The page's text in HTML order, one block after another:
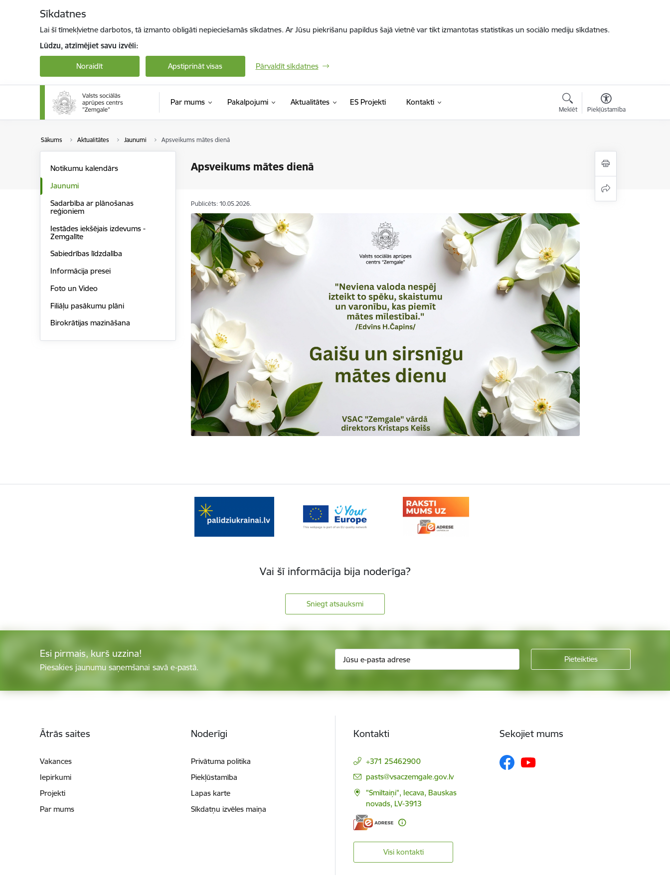
Sīkdatnes
Lai šī tīmekļvietne darbotos, tā izmanto obligāti nepieciešamās sīkdatnes. Ar Jūsu piekrišanu papildus šajā vietnē var tikt izmantotas statistikas un sociālo mediju sīkdatnes.
Lūdzu, atzīmējiet savu izvēli:
Noraidīt Apstiprināt visas Pārvaldīt sīkdatnes
Par mums Pakalpojumi Aktualitātes ES Projekti Kontakti
Meklēt Piekļūstamība
Sākums Aktualitātes Jaunumi Apsveikums mātes dienā
Apsveikums mātes dienā
Notikumu kalendārs
Jaunumi
Sadarbība ar plānošanas
reģioniem
Iestādes iekšējais izdevums -
Zemgalīte
Sabiedrības līdzdalība
Informācija presei
Foto un Video
Filiāļu pasākumu plāni
Birokrātijas mazināšana
Publicēts: 10.05.2026.
Vai šī informācija bija noderīga?
Sniegt atsauksmi
Esi pirmais, kurš uzzina!
Piesakies jaunumu saņemšanai savā e-pastā.
Ātrās saites
Vakances
Iepirkumi
Projekti
Par mums
Noderīgi
Privātuma politika
Piekļūstamība
Lapas karte
Sīkdatņu izvēles maiņa
Kontakti
+371 25462900
E-pasts:
pasts@vsaczemgale.gov.lv
"Smiltaiņi", Iecava, Bauskas
novads, LV-3913
Visi kontakti
Sekojiet mums